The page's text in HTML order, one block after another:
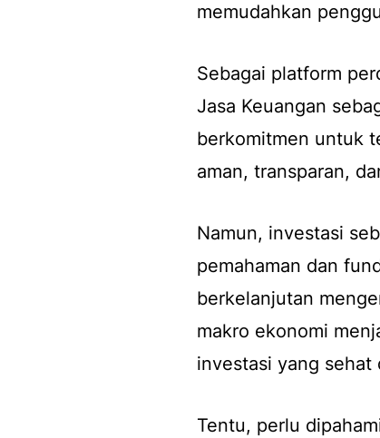
memudahkan
Sebagai platform
Jasa Keuangan
berkomitmen untuk
aman, transparan,
Namun, investasi
pemahaman dan
berkelanjutan
makro ekonomi
investasi yang
Tentu, perlu